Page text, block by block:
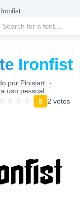
Ironfist
Ironfist
por Pinisiart
uso pessoal
5 2 votos